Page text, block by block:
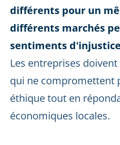
différents pour un
différents marchés
sentiments
Les entreprises
qui ne compromettent
éthique tout en
économiques locales.